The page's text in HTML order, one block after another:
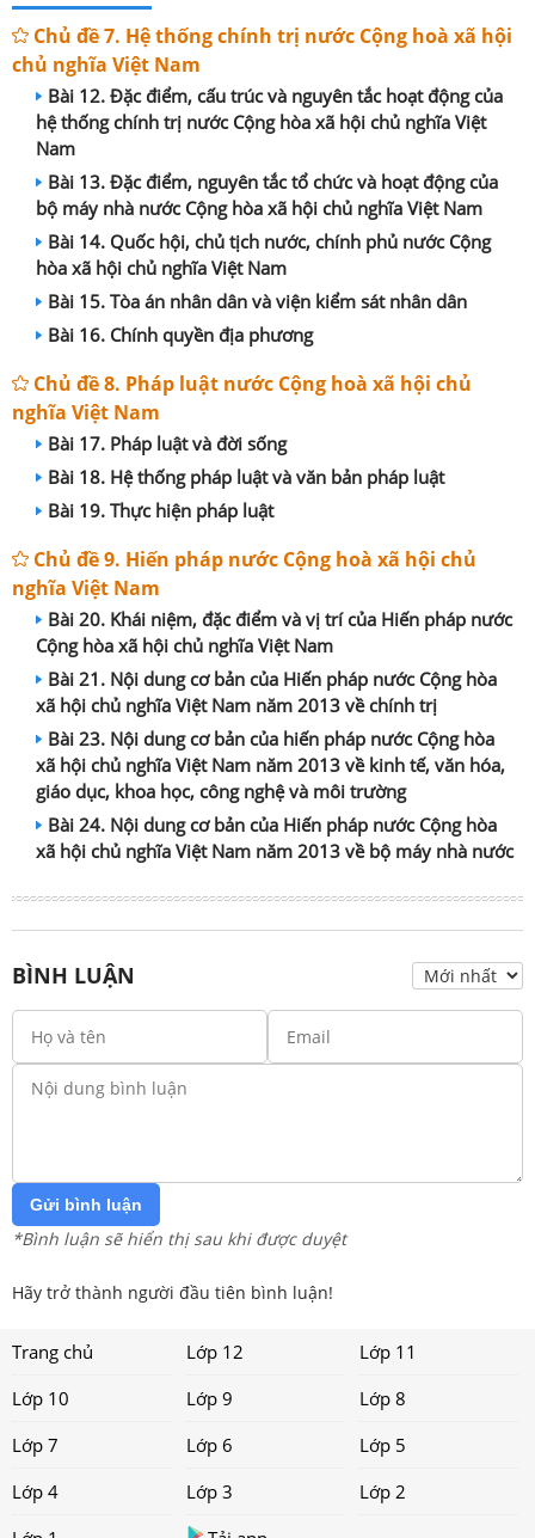
Chủ đề 7. Hệ thống chính trị nước Cộng hoà xã hội
chủ nghĩa Việt Nam
Bài 12. Đặc điểm, cấu trúc và nguyên tắc hoạt động của
hệ thống chính trị nước Cộng hòa xã hội chủ nghĩa Việt
Nam
Bài 13. Đặc điểm, nguyên tắc tổ chức và hoạt động của
bộ máy nhà nước Cộng hòa xã hội chủ nghĩa Việt Nam
Bài 14. Quốc hội, chủ tịch nước, chính phủ nước Cộng
hòa xã hội chủ nghĩa Việt Nam
Bài 15. Tòa án nhân dân và viện kiểm sát nhân dân
Bài 16. Chính quyền địa phương
Chủ đề 8. Pháp luật nước Cộng hoà xã hội chủ
nghĩa Việt Nam
Bài 17. Pháp luật và đời sống
Bài 18. Hệ thống pháp luật và văn bản pháp luật
Bài 19. Thực hiện pháp luật
Chủ đề 9. Hiến pháp nước Cộng hoà xã hội chủ
nghĩa Việt Nam
Bài 20. Khái niệm, đặc điểm và vị trí của Hiến pháp nước
Cộng hòa xã hội chủ nghĩa Việt Nam
Bài 21. Nội dung cơ bản của Hiến pháp nước Cộng hòa
xã hội chủ nghĩa Việt Nam năm 2013 về chính trị
Bài 23. Nội dung cơ bản của hiến pháp nước Cộng hòa
xã hội chủ nghĩa Việt Nam năm 2013 về kinh tế, văn hóa,
giáo dục, khoa học, công nghệ và môi trường
Bài 24. Nội dung cơ bản của Hiến pháp nước Cộng hòa
xã hội chủ nghĩa Việt Nam năm 2013 về bộ máy nhà nước
BÌNH LUẬN
Gửi bình luận
*Bình luận sẽ hiển thị sau khi được duyệt
Hãy trở thành người đầu tiên bình luận!
Trang chủ Lớp 12
Lớp 11
Lớp 10
Lớp 9
Lớp 8
Lớp 7
Lớp 6
Lớp 5
Lớp 4
Lớp 3
Lớp 2